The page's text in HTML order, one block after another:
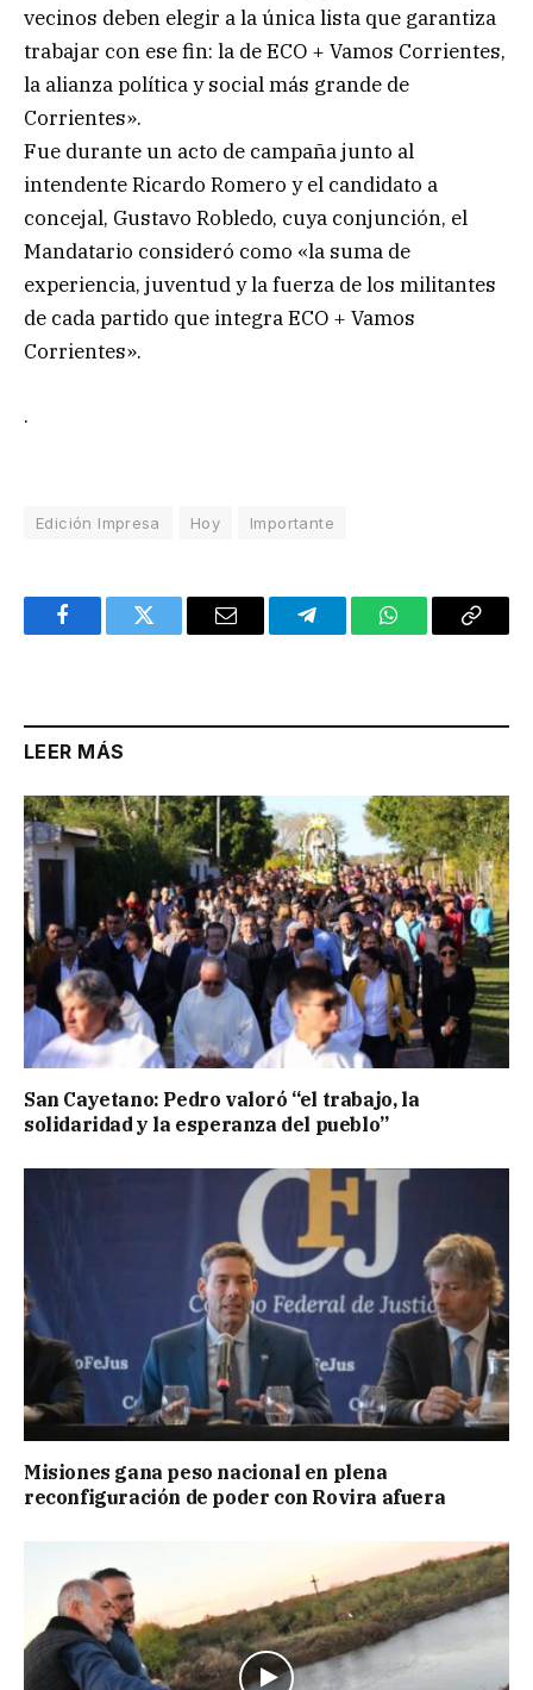
vecinos deben elegir a la única lista que garantiza
trabajar con ese fin: la de ECO + Vamos Corrientes,
la alianza política y social más grande de
Corrientes».
Fue durante un acto de campaña junto al
intendente Ricardo Romero y el candidato a
concejal, Gustavo Robledo, cuya conjunción, el
Mandatario consideró como «la suma de
experiencia, juventud y la fuerza de los militantes
de cada partido que integra ECO + Vamos
Corrientes».
.
Edición Impresa Hoy Importante
FacebookTwitter Email TelegramWhatsAppCopy
LEER MÁS
San Cayetano: Pedro valoró “el trabajo, la
solidaridad y la esperanza del pueblo”
Misiones gana peso nacional en plena
reconfiguración de poder con Rovira afuera